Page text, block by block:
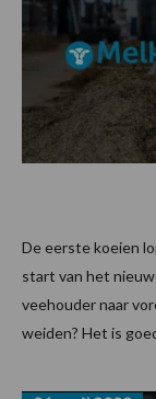
De eerste koeien
start van het
veehouder naar
weiden? Het is